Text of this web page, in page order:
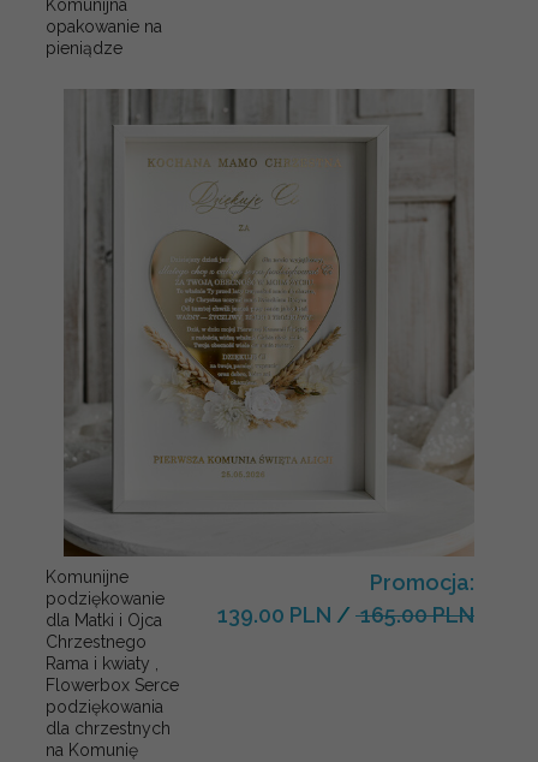
Komunijna
opakowanie na
pieniądze
Komunijne
podziękowanie
dla Matki i Ojca
Chrzestnego
Rama i kwiaty ,
Flowerbox Serce
podziękowania
dla chrzestnych
na Komunię
Promocja:
139.00 PLN / 165.00 PLN